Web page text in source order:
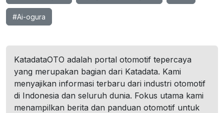
#Ai-ogura
KatadataOTO adalah portal otomotif tepercaya
yang merupakan bagian dari Katadata. Kami
menyajikan informasi terbaru dari industri otomotif
di Indonesia dan seluruh dunia. Fokus utama kami
menampilkan berita dan panduan otomotif untuk